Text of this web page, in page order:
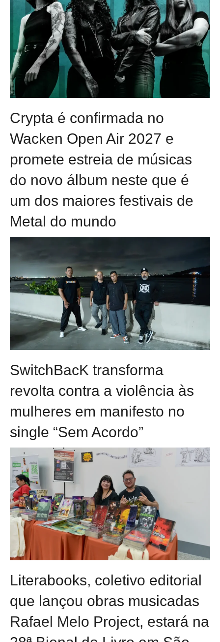
Crypta é confirmada no
Wacken Open Air 2027 e
promete estreia de músicas
do novo álbum neste que é
um dos maiores festivais de
Metal do mundo
SwitchBacK transforma
revolta contra a violência às
mulheres em manifesto no
single “Sem Acordo”
Literabooks, coletivo editorial
que lançou obras musicadas
Rafael Melo Project, estará na